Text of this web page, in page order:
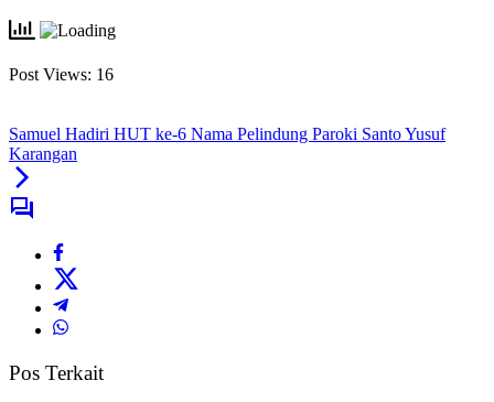
Post Views: 16
Samuel Hadiri HUT ke-6 Nama Pelindung Paroki Santo Yusuf
Karangan
Pos Terkait